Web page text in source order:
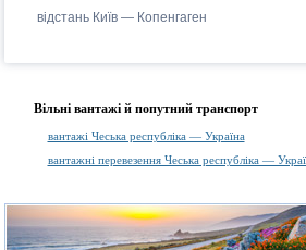
відстань Київ — Копенгаген
Вільні вантажі й попутний транспорт
вантажі Чеська республіка — Україна
вантажні перевезення Чеська республіка —